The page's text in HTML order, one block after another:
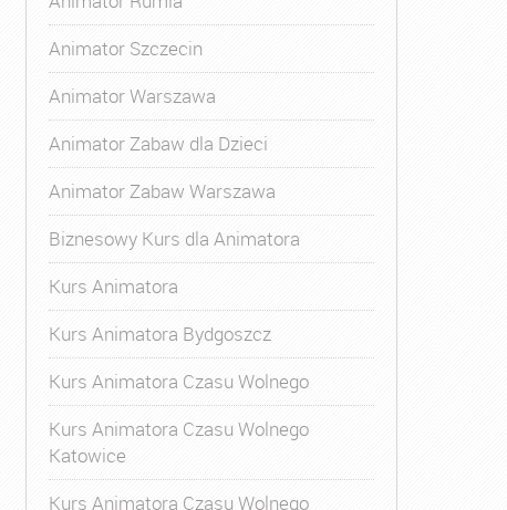
Animator Szczecin
Animator Warszawa
Animator Zabaw dla Dzieci
Animator Zabaw Warszawa
Biznesowy Kurs dla Animatora
Kurs Animatora
Kurs Animatora Bydgoszcz
Kurs Animatora Czasu Wolnego
Kurs Animatora Czasu Wolnego
Katowice
Kurs Animatora Czasu Wolnego